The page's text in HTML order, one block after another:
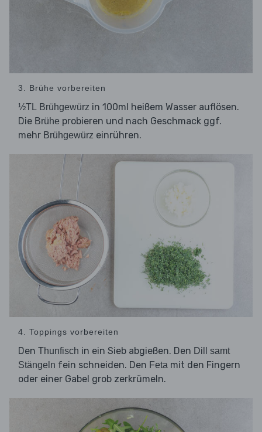
3. Brühe vorbereiten
½TL Brühgewürz in 100ml heißem Wasser auflösen.
Die Brühe probieren und nach Geschmack ggf.
mehr Brühgewürz einrühren.
4. Toppings vorbereiten
Den Thunfisch in ein Sieb abgießen. Den Dill samt
Stängeln fein schneiden. Den Feta mit den Fingern
oder einer Gabel grob zerkrümeln.